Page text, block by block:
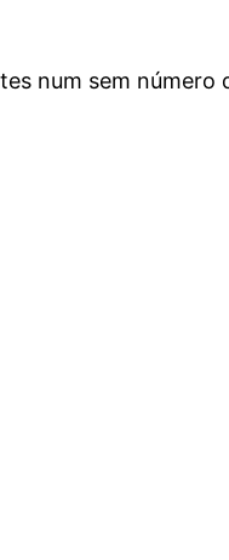
num sem número